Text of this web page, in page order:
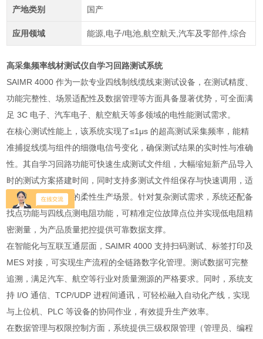
产地类别 国产
应用领域 能源,电子/电池,航空航天,汽车及零部件,综合
高采集频率线材测试仪自学习回路测试系统
SAIMR 4000 作为一款专业四线制线缆线束测试设备，在测试精度、
功能完整性、场景适配性及数据管理等方面具备显著优势，可全面满
足 3C 电子、汽车电子、航空航天等多领域的电性能测试需求。
在核心测试性能上，该系统实现了≤1μs 的超高测试采集频率，能精
准捕捉线缆与组件的细微电信号变化，确保测试结果的实时性与准确
性。其自学习回路功能可快速生成测试文件组，大幅缩短新产品导入
时的测试方案搭建时间，同时支持多测试文件组保存与快速调用，适
配多品种、小批量的柔性生产场景。针对复杂测试需求，系统还配备
找点功能与四线点测电阻功能，可精准定位故障点位并实现低电阻精
密测量，为产品质量把控提供可靠数据支撑。
在智能化与互联互通层面，SAIMR 4000 支持扫码测试、标签打印及
MES 对接，可实现生产流程的全链路数字化管理。测试数据可完整
追溯，满足汽车、航空等行业对质量溯源的严格要求。同时，系统支
持 I/O 通信、TCP/UDP 进程间通讯，可轻松融入自动化产线，实现
与上位机、PLC 等设备的协同作业，有效提升生产效率。
在数据管理与权限控制方面，系统提供三级权限管理（管理员、编程